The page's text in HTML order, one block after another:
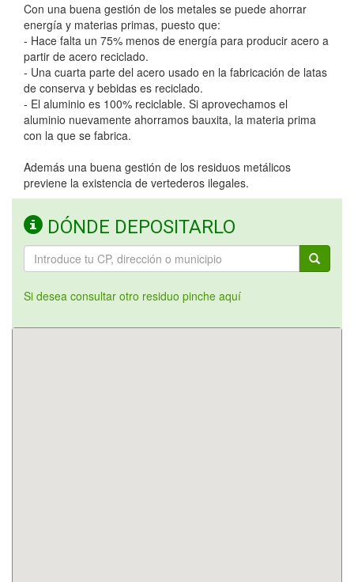
Con una buena gestión de los metales se puede ahorrar
energía y materias primas, puesto que:
- Hace falta un 75% menos de energía para producir acero a
partir de acero reciclado.
- Una cuarta parte del acero usado en la fabricación de latas
de conserva y bebidas es reciclado.
- El aluminio es 100% reciclable. Si aprovechamos el
aluminio nuevamente ahorramos bauxita, la materia prima
con la que se fabrica.
Además una buena gestión de los residuos metálicos
previene la existencia de vertederos ilegales.
DÓNDE DEPOSITARLO
Si desea consultar otro residuo pinche aquí